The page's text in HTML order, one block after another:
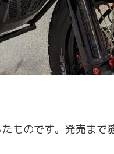
ものです。発売まで